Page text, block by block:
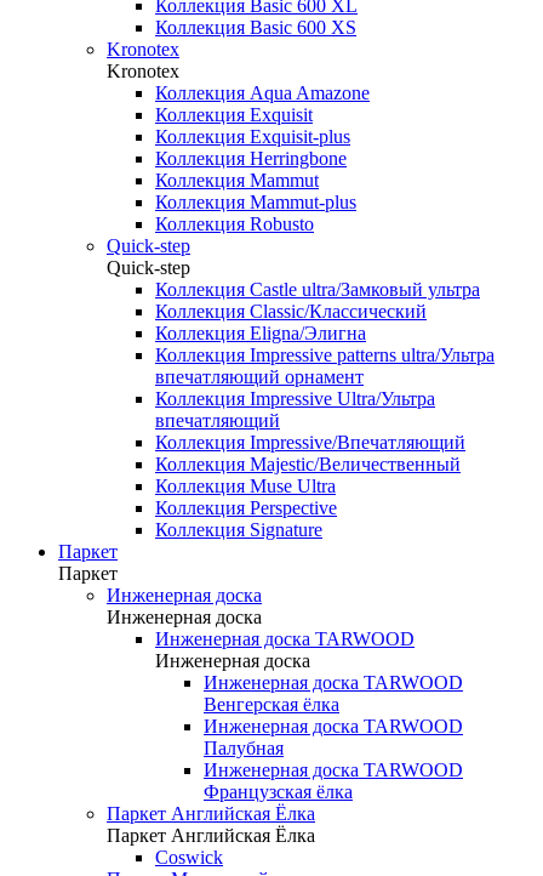
Коллекция Basic 600 ХL
Коллекция Basic 600 ХS
Kronotex
Kronotex
Коллекция Aqua Amazone
Коллекция Exquisit
Коллекция Exquisit-plus
Коллекция Herringbone
Коллекция Mammut
Коллекция Mammut-plus
Коллекция Robusto
Quick-step
Quick-step
Коллекция Castle ultra/Замковый ультра
Коллекция Classic/Классический
Коллекция Eligna/Элигна
Коллекция Impressive patterns ultra/Ультра
впечатляющий орнамент
Коллекция Impressive Ultra/Ультра
впечатляющий
Коллекция Impressive/Впечатляющий
Коллекция Majestic/Величественный
Коллекция Muse Ultra
Коллекция Perspective
Коллекция Signature
Паркет
Паркет
Инженерная доска
Инженерная доска
Инженерная доска TARWOOD
Инженерная доска
Инженерная доска TARWOOD
Венгерская ёлка
Инженерная доска TARWOOD
Палубная
Инженерная доска TARWOOD
Французская ёлка
Паркет Английская Ёлка
Паркет Английская Ёлка
Coswick